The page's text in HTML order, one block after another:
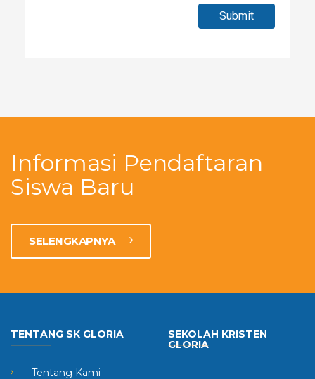
Submit
Informasi Pendaftaran
Siswa Baru
SELENGKAPNYA
TENTANG SK GLORIA
Tentang Kami
SEKOLAH KRISTEN
GLORIA